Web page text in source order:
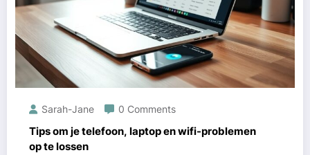
Sarah-Jane 0 Comments
Tips om je telefoon, laptop en wifi-problemen
op te lossen